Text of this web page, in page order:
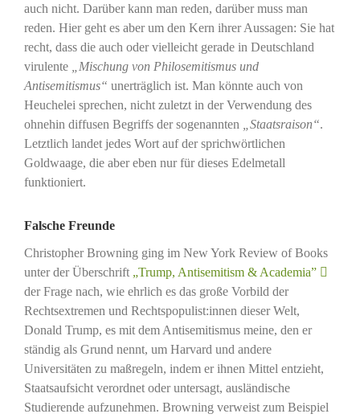
auch nicht. Darüber kann man reden, darüber muss man
reden. Hier geht es aber um den Kern ihrer Aussagen: Sie hat
recht, dass die auch oder vielleicht gerade in Deutschland
virulente
„Mischung von Philosemitismus und
Antisemitismus“ unerträglich ist. Man könnte auch von
Heuchelei sprechen, nicht zuletzt in der Verwendung des
ohnehin diffusen Begriffs der sogenannten
„Staatsraison“.
Letztlich landet jedes Wort auf der sprichwörtlichen
Goldwaage, die aber eben nur für dieses Edelmetall
funktioniert.
Falsche Freunde
Christopher Browning ging im New York Review of Books
unter der Überschrift „Trump, Antisemitism & Academia”
der Frage nach, wie ehrlich es das große Vorbild der
Rechtsextremen und Rechtspopulist:innen dieser Welt,
Donald Trump, es mit dem Antisemitismus meine, den er
ständig als Grund nennt, um Harvard und andere
Universitäten zu maßregeln, indem er ihnen Mittel entzieht,
Staatsaufsicht verordnet oder untersagt, ausländische
Studierende aufzunehmen. Browning verweist zum Beispiel